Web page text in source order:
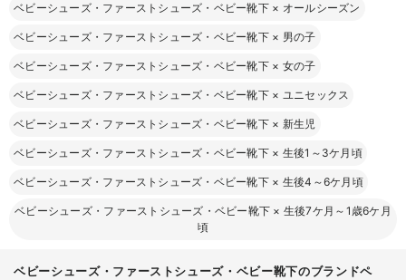
ベビーシューズ・ファーストシューズ・ベビー靴下 × オールシーズン
ベビーシューズ・ファーストシューズ・ベビー靴下 × 男の子
ベビーシューズ・ファーストシューズ・ベビー靴下 × 女の子
ベビーシューズ・ファーストシューズ・ベビー靴下 × ユニセックス
ベビーシューズ・ファーストシューズ・ベビー靴下 × 新生児
ベビーシューズ・ファーストシューズ・ベビー靴下 × 生後1～3ケ月頃
ベビーシューズ・ファーストシューズ・ベビー靴下 × 生後4～6ケ月頃
ベビーシューズ・ファーストシューズ・ベビー靴下 × 生後7ケ月～1歳6ケ月
頃
ベビーシューズ・ファーストシューズ・ベビー靴下のブランドペ